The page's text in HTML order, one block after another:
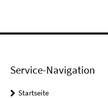
Service-Navigation
Startseite